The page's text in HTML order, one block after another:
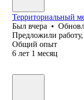
Территориальный
Был вчера •
Предложили
Общий опыт
6 лет 1 месяц